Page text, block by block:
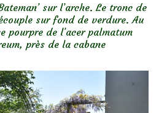
sur l’arche. Le tronc de
sur fond de verdure. Au
pourpre de l’acer palmatum
près de la cabane